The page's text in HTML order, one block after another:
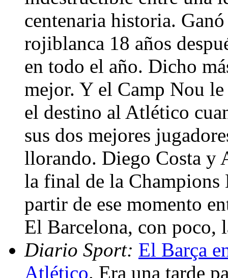
centenaria historia.
rojiblanca 18 años
en todo el año. Dicho
mejor. Y el Camp Nou
el destino al Atlético
sus dos mejores
llorando. Diego Costa y
la final de la Champions
partir de ese momento
El Barcelona, con
Diario Sport: El Barça
Atlético. Era una tarde